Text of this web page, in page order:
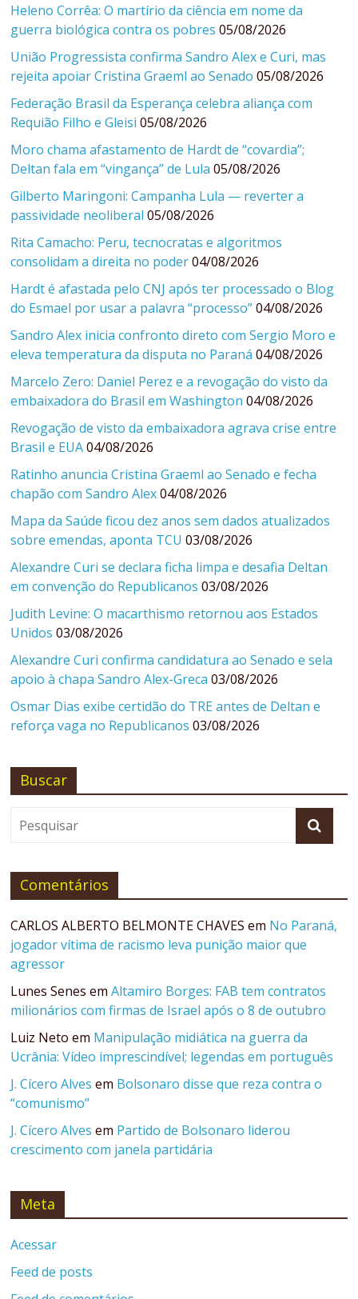
Heleno Corrêa: O martírio da ciência em nome da
guerra biológica contra os pobres 05/08/2026
União Progressista confirma Sandro Alex e Curi, mas
rejeita apoiar Cristina Graeml ao Senado 05/08/2026
Federação Brasil da Esperança celebra aliança com
Requião Filho e Gleisi 05/08/2026
Moro chama afastamento de Hardt de “covardia”;
Deltan fala em “vingança” de Lula 05/08/2026
Gilberto Maringoni: Campanha Lula — reverter a
passividade neoliberal 05/08/2026
Rita Camacho: Peru, tecnocratas e algoritmos
consolidam a direita no poder 04/08/2026
Hardt é afastada pelo CNJ após ter processado o Blog
do Esmael por usar a palavra “processo” 04/08/2026
Sandro Alex inicia confronto direto com Sergio Moro e
eleva temperatura da disputa no Paraná 04/08/2026
Marcelo Zero: Daniel Perez e a revogação do visto da
embaixadora do Brasil em Washington 04/08/2026
Revogação de visto da embaixadora agrava crise entre
Brasil e EUA 04/08/2026
Ratinho anuncia Cristina Graeml ao Senado e fecha
chapão com Sandro Alex 04/08/2026
Mapa da Saúde ficou dez anos sem dados atualizados
sobre emendas, aponta TCU 03/08/2026
Alexandre Curi se declara ficha limpa e desafia Deltan
em convenção do Republicanos 03/08/2026
Judith Levine: O macarthismo retornou aos Estados
Unidos 03/08/2026
Alexandre Curi confirma candidatura ao Senado e sela
apoio à chapa Sandro Alex-Greca 03/08/2026
Osmar Dias exibe certidão do TRE antes de Deltan e
reforça vaga no Republicanos 03/08/2026
Buscar
Comentários
CARLOS ALBERTO BELMONTE CHAVES em No Paraná,
jogador vítima de racismo leva punição maior que
agressor
Lunes Senes emAltamiro Borges: FAB tem contratos
milionários com firmas de Israel após o 8 de outubro
Luiz Neto em Manipulação midiática na guerra da
Ucrânia: Vídeo imprescindível; legendas em português
J. Cícero Alves em Bolsonaro disse que reza contra o
“comunismo”
J. Cícero Alves em Partido de Bolsonaro liderou
crescimento com janela partidária
Meta
Acessar
Feed de posts